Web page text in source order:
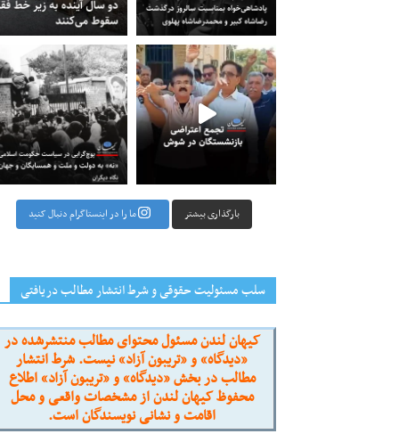
‏‏‏ ‏‏ ‏ پوچ‌گرایی در سیاست حکومت اسلامی؛ «نه» به
بارگذاری بیشتر ما را در اینستاگرام دنبال کنید
سلب مسئولیت حقوقی و شرط انتشار مطالب دریافتی
کیهان لندن مسئول محتوای مطالب منتشرشده در
«دیدگاه» و «تریبون آزاد» نیست. شرط انتشار
مطالب در بخش «دیدگاه» و «تریبون آزاد» اطلاع
محفوظ کیهان لندن از مشخصات واقعی و محل
اقامت و نشانی نویسندگان است.